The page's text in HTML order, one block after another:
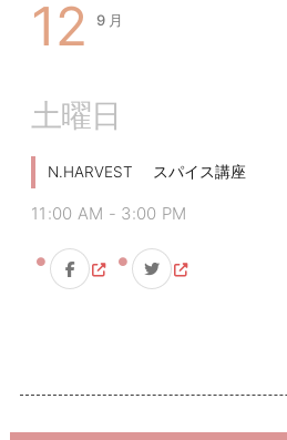
12 9月
土曜日
N.HARVEST スパイス講座
11:00 AM - 3:00 PM